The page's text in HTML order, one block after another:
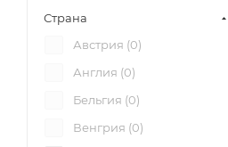
Eglo (
Elektrostandard (
0
Escada (
)
Страна
Австрия (0)
Англия (0)
Бельгия (0)
Венгрия (0)